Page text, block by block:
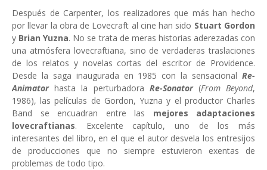
Después de Carpenter, los realizadores que más han hecho
por llevar la obra de Lovecraft al cine han sido Stuart Gordon
y Brian Yuzna. No se trata de meras historias aderezadas con
una atmósfera lovecraftiana, sino de verdaderas traslaciones
de los relatos y novelas cortas del escritor de Providence.
Desde la saga inaugurada en 1985 con la sensacional Re-
Animatorhasta la perturbadora Re-Sonator(From Beyond,
1986), las películas de Gordon, Yuzna y el productor Charles
Band se encuadran entre las mejores adaptaciones
lovecraftianas. Excelente capítulo, uno de los más
interesantes del libro, en el que el autor desvela los entresijos
de producciones que no siempre estuvieron exentas de
problemas de todo tipo.